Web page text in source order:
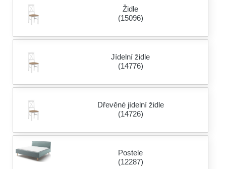
Židle
(15096)
Jídelní židle
(14776)
Dřevěné jídelní židle
(14726)
Postele
(12287)